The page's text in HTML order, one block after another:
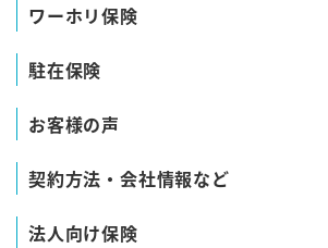
ワーホリ保険
駐在保険
お客様の声
契約方法・会社情報など
法人向け保険